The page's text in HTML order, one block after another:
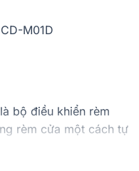
M01D
bộ điều khiển rèm
rèm cửa một cách tự
thời gian. Thiết bị
giao thức Zigbee, và